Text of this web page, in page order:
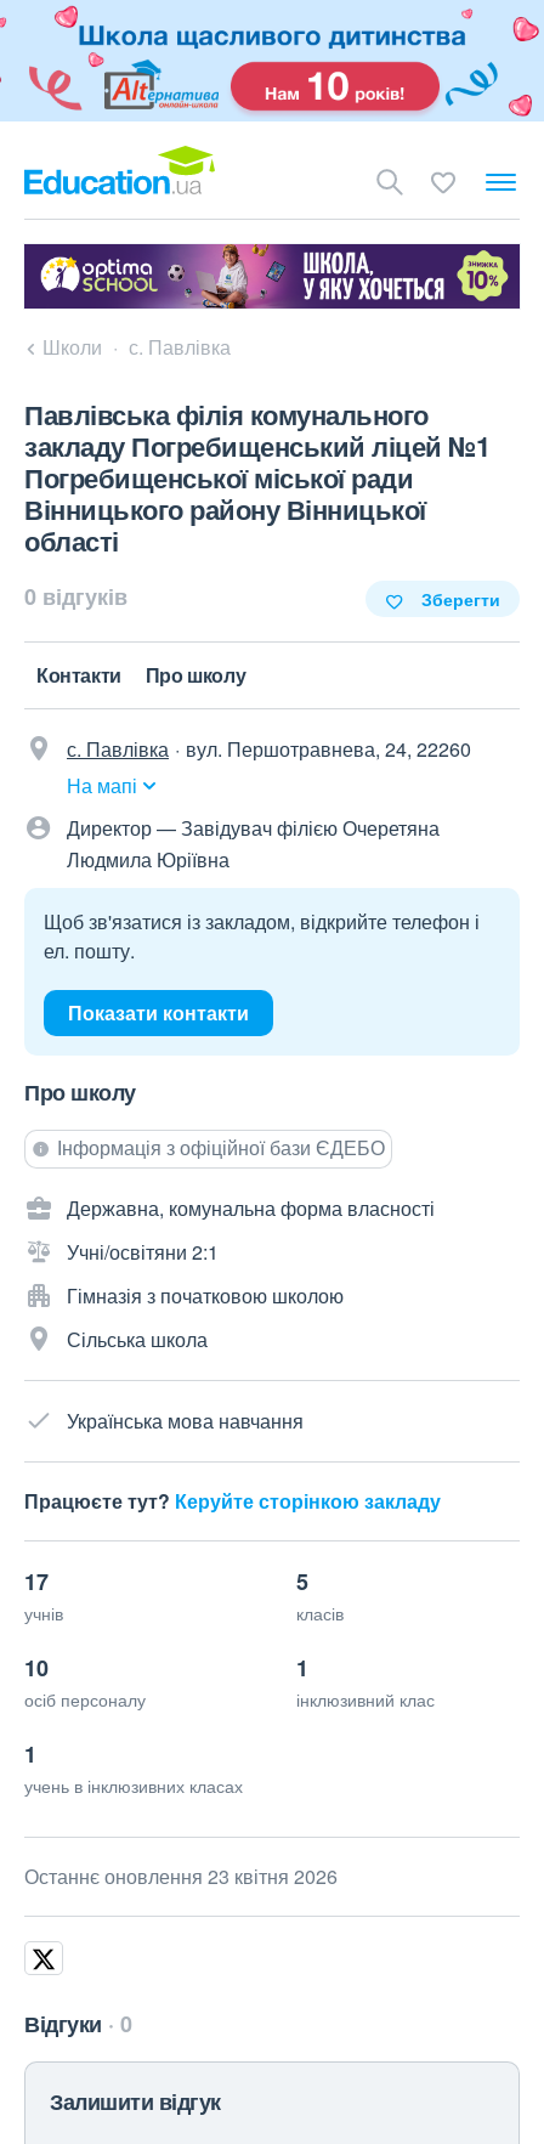
Школи с. Павлівка
Павлівська філія комунального
закладу Погребищенський ліцей №1
Погребищенської міської ради
Вінницького району Вінницької
області
0 відгуків Зберегти
Контакти Про школу
с. Павлівка
вул. Першотравнева, 24, 22260
На мапі
Директор — Завідувач філією Очеретяна
Людмила Юріївна
Щоб зв'язатися із закладом, відкрийте телефон і
ел. пошту.
Показати контакти
Про школу
Інформація з офіційної бази ЄДЕБО
Державна, комунальна форма власності
Учні/освітяни 2:1
Гімназія з початковою школою
Сільська школа
Українська мова навчання
Працюєте тут? Керуйте сторінкою закладу
17
учнів
5
класів
10
осіб персоналу
1
інклюзивний клас
1
учень в інклюзивних класах
Останнє оновлення 23 квітня 2026
Відгуки 0
Залишити відгук